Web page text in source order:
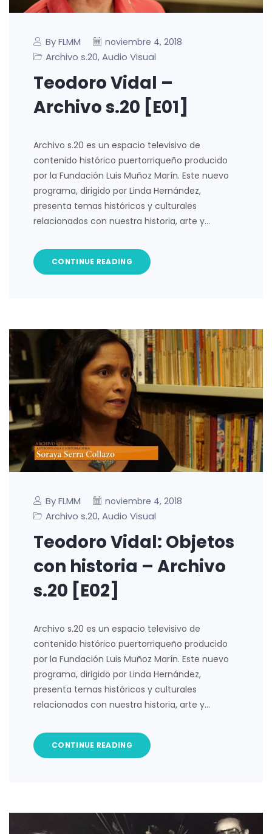
By FLMM noviembre 4, 2018
Archivo s.20, Audio Visual
Teodoro Vidal –
Archivo s.20 [E01]
Archivo s.20 es un espacio televisivo de
contenido histórico puertorriqueño producido
por la Fundación Luis Muñoz Marín. Este nuevo
programa, dirigido por Linda Hernández,
presenta temas históricos y culturales
relacionados con nuestra historia, arte y…
CONTINUE READING
By FLMM noviembre 4, 2018
Archivo s.20, Audio Visual
Teodoro Vidal: Objetos
con historia – Archivo
s.20 [E02]
Archivo s.20 es un espacio televisivo de
contenido histórico puertorriqueño producido
por la Fundación Luis Muñoz Marín. Este nuevo
programa, dirigido por Linda Hernández,
presenta temas históricos y culturales
relacionados con nuestra historia, arte y…
CONTINUE READING